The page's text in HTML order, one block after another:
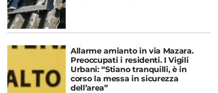
Allarme amianto in via Mazara.
Preoccupati i residenti. I Vigili
Urbani: “Stiano tranquilli, è in
corso la messa in sicurezza
dell’area”